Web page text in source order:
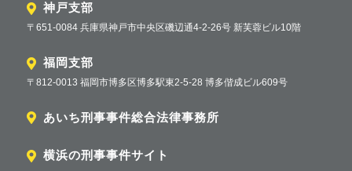
神戸支部
〒651-0084 兵庫県神戸市中央区磯辺通4-2-26号 新芙蓉ビル10階
福岡支部
〒812-0013 福岡市博多区博多駅東2-5-28 博多偕成ビル609号
あいち刑事事件総合法律事務所
横浜の刑事事件サイト